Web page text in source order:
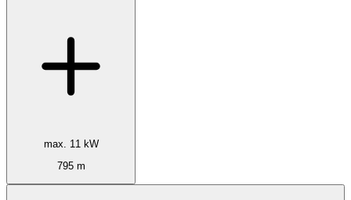
max. 11 kW
795 m